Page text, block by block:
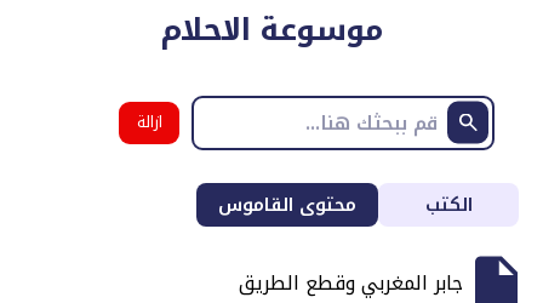
موسوعة الاحلام
ازالة
البحث
الكتب محتوى القاموس
جابر المغربي وقطع الطريق